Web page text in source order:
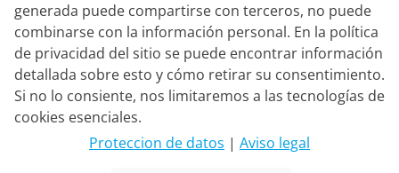
Servicio
Bobshop
Tus beneficios con Bobshop
generada puede compartirse con terceros, no puede
combinarse con la información personal. En la política
de privacidad del sitio se puede encontrar información
detallada sobre esto y cómo retirar su consentimiento.
Si no lo consiente, nos limitaremos a las tecnologías de
cookies esenciales.
Proteccion de datos | Aviso legal